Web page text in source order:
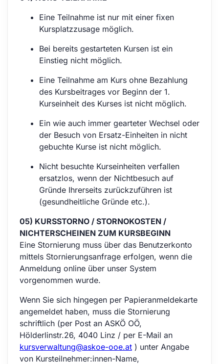
Eine Teilnahme ist nur mit einer fixen
Kursplatzzusage möglich.
Bei bereits gestarteten Kursen ist ein
Einstieg nicht möglich.
Eine Teilnahme am Kurs ohne Bezahlung
des Kursbeitrages vor Beginn der 1.
Kurseinheit des Kurses ist nicht möglich.
Ein wie auch immer gearteter Wechsel oder
der Besuch von Ersatz-Einheiten in nicht
gebuchte Kurse ist nicht möglich.
Nicht besuchte Kurseinheiten verfallen
ersatzlos, wenn der Nichtbesuch auf
Gründe Ihrerseits zurückzuführen ist
(gesundheitliche Gründe etc.).
05) KURSSTORNO / STORNOKOSTEN /
NICHTERSCHEINEN ZUM KURSBEGINN
Eine Stornierung muss über das Benutzerkonto
mittels Stornierungsanfrage erfolgen, wenn die
Anmeldung online über unser System
vorgenommen wurde.
Wenn Sie sich hingegen per Papieranmeldekarte
angemeldet haben, muss die Stornierung
schriftlich (per Post an ASKÖ OÖ,
Hölderlinstr.26, 4040 Linz / per E-Mail an
kursverwaltung@askoe-ooe.at ) unter Angabe
von Kursteilnehmer:innen-Name,